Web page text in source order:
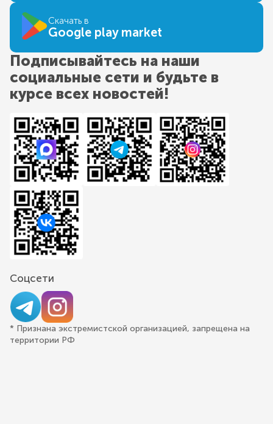
Скачать в
Google play market
Подписывайтесь на наши
социальные сети и будьте в
курсе всех новостей!
Соцсети
* Признана экстремистской организацией, запрещена на
территории РФ